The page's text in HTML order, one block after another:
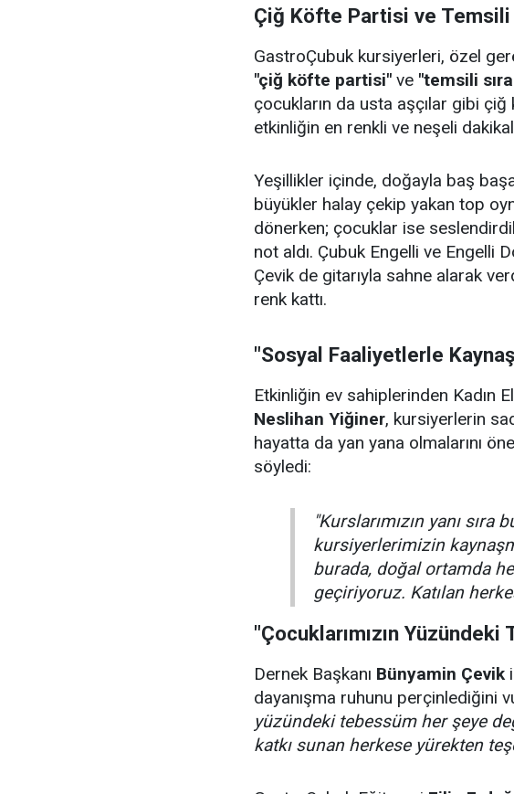
Çiğ Köfte Partisi ve Temsili
GastroÇubuk kursiyerleri, özel
"çiğ köfte partisi" ve "temsili
çocukların da usta aşçılar gibi
etkinliğin en renkli ve neşeli
Yeşillikler içinde, doğayla baş
büyükler halay çekip yakan top
dönerken; çocuklar ise
not aldı. Çubuk Engelli ve Engelli
Çevik de gitarıyla sahne alarak
renk kattı.
"Sosyal Faaliyetlerle
Etkinliğin ev sahiplerinden Kadın
Neslihan Yiğiner, kursiyerlerin
hayatta da yan yana olmalarını
söyledi:
"Kurslarımızın yanı
kursiyerlerimizin
burada, doğal ortamda
geçiriyoruz. Katılan
"Çocuklarımızın
Dernek Başkanı Bünyamin Çevik
dayanışma ruhunu perçinlediğini
yüzündeki tebessüm her şeye
katkı sunan herkese yürekten